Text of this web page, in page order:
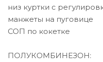
низ куртки с
манжеты на пуговице
СОП по кокетке
ПОЛУКОМБИНЕЗОН: